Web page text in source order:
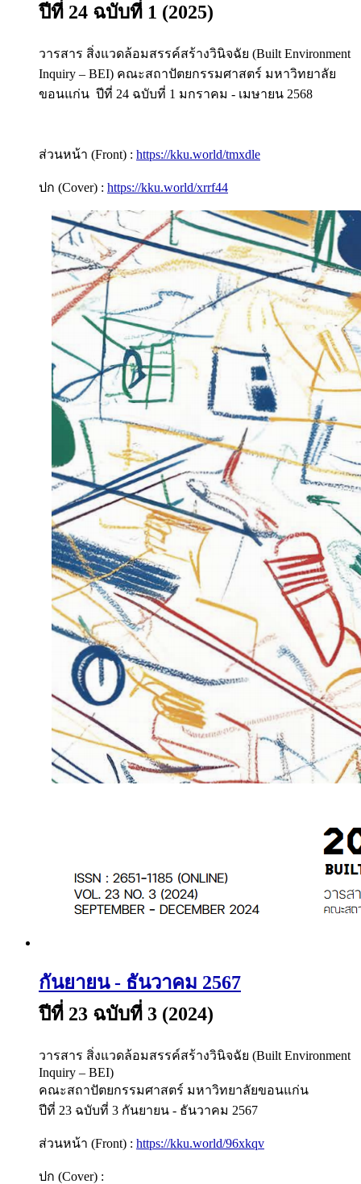
ปีที่ 24 ฉบับที่ 1 (2025)
วารสาร สิ่งแวดล้อมสรรค์สร้างวินิจฉัย (Built Environment
Inquiry – BEI) คณะสถาปัตยกรรมศาสตร์ มหาวิทยาลัย
ขอนแก่น ปีที่ 24 ฉบับที่ 1 มกราคม - เมษายน 2568
ส่วนหน้า (Front) : https://kku.world/tmxdle
ปก (Cover) : https://kku.world/xrrf44
กันยายน - ธันวาคม 2567
ปีที่ 23 ฉบับที่ 3 (2024)
วารสาร สิ่งแวดล้อมสรรค์สร้างวินิจฉัย (Built Environment
Inquiry – BEI)
คณะสถาปัตยกรรมศาสตร์ มหาวิทยาลัยขอนแก่น
ปีที่ 23 ฉบับที่ 3 กันยายน - ธันวาคม 2567
ส่วนหน้า (Front) : https://kku.world/96xkqv
ปก (Cover) :